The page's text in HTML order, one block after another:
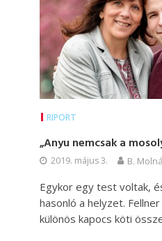
RIPORT
„Anyu nemcsak a
2019. május 3. B.
Egykor egy test voltak,
hasonló a helyzet.
különös kapocs köti